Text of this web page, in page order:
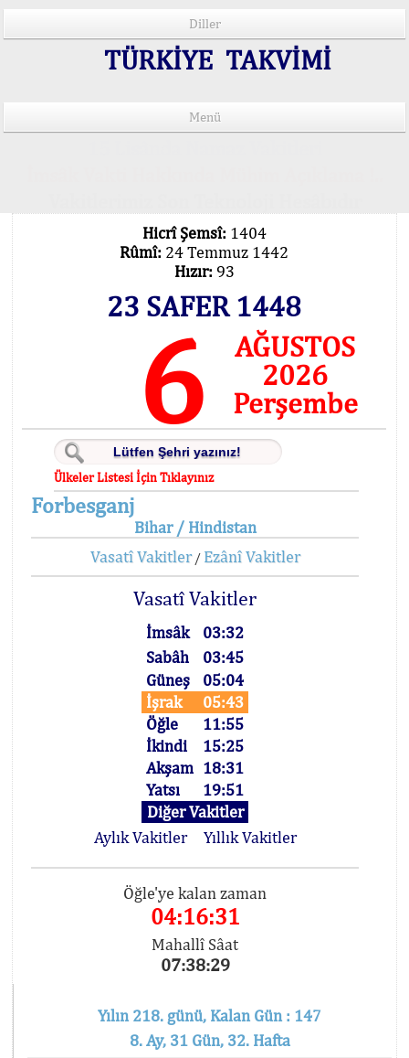
Diller
TÜRKİYE TAKVİMİ
Menü
Hicrî Şemsî: 1404
Rûmî: 24 Temmuz 1442
Hızır: 93
23 SAFER 1448
6
AĞUSTOS
2026
Perşembe
Ülkeler Listesi İçin Tıklayınız
Forbesganj
Bihar / Hindistan
Vasatî Vakitler/ Ezânî Vakitler
Vasatî Vakitler
İmsâk
03:32
Sabâh
03:45
Güneş
05:04
İşrak
05:43
Öğle
11:55
İkindi
15:25
Akşam 18:31
Yatsı
19:51
Diğer Vakitler
Aylık Vakitler
Yıllık Vakitler
Öğle'ye kalan zaman
04:16:31
Mahallî Sâat
07:38:29
Yılın 218. günü, Kalan Gün : 147
8. Ay, 31 Gün, 32. Hafta